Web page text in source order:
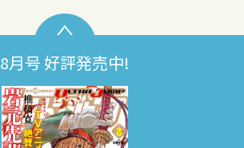
8月号 好評発売中!